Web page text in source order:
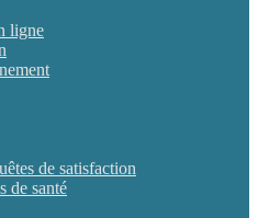
ligne
de satisfaction
de santé